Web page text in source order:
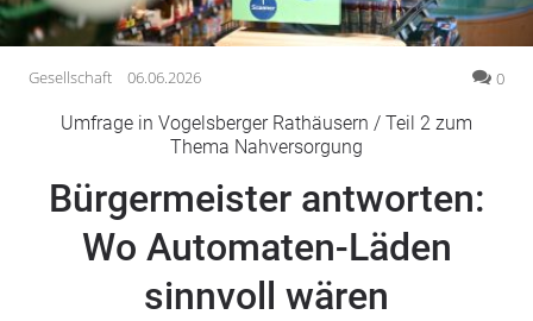
Wirtschaft
Vogelsberg
Alsfeld
Lauterbach
Romrod
Homberg
Ohm
Schotten
Gesellschaft 06.06.2026 0
Umfrage in Vogelsberger Rathäusern / Teil 2 zum
Thema Nahversorgung
Bürgermeister antworten:
Wo Automaten-Läden
sinnvoll wären